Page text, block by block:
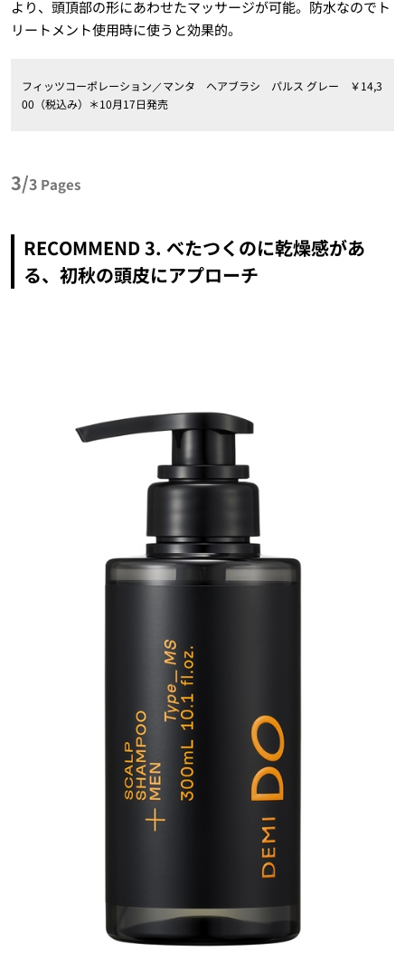
より、頭頂部の形にあわせたマッサージが可能。防水なのでト
リートメント使用時に使うと効果的。
フィッツコーポレーション／マンタ ヘアブラシ パルス グレー ￥14,3
00（税込み）＊10月17日発売
3/3 Pages
RECOMMEND 3. べたつくのに乾燥感があ
る、初秋の頭皮にアプローチ